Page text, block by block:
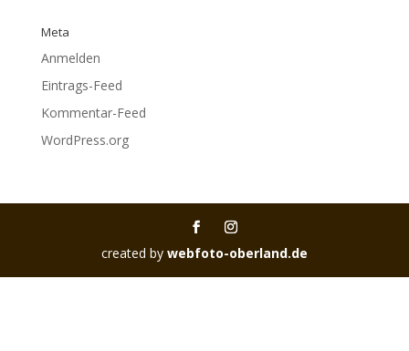
Meta
Anmelden
Eintrags-Feed
Kommentar-Feed
WordPress.org
created by webfoto-oberland.de